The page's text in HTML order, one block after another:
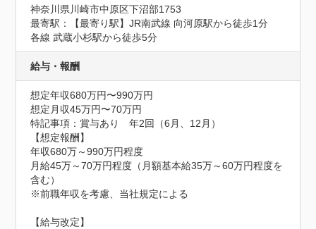
神奈川県川崎市中原区下沼部1753
最寄駅：【最寄り駅】JR南武線 向河原駅から徒歩1分
各線 武蔵小杉駅から徒歩5分
給与・報酬
想定年収680万円〜990万円
想定月収45万円〜70万円
特記事項：賞与あり　年2回（6月、12月）
【想定報酬】
年収680万～990万円程度
月給45万～70万円程度（月額基本給35万～60万円程度を
含む）
※前職年収を考慮、当社規定による
【給与改定】